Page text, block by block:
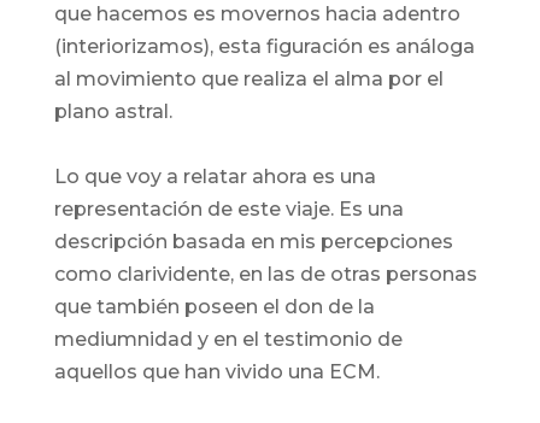
que hacemos es movernos hacia adentro
(interiorizamos), esta figuración es análoga
al movimiento que realiza el alma por el
plano astral.
Lo que voy a relatar ahora es una
representación de este viaje. Es una
descripción basada en mis percepciones
como clarividente, en las de otras personas
que también poseen el don de la
mediumnidad y en el testimonio de
aquellos que han vivido una ECM.